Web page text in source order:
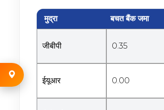
मुद्रा बचत बैंक जमा
जीबीपी 0.35
ईयूआर 0.00